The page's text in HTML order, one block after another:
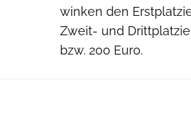
winken den
Zweit- und
bzw. 200 Euro.